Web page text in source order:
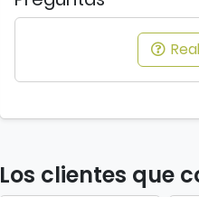
Los clientes que